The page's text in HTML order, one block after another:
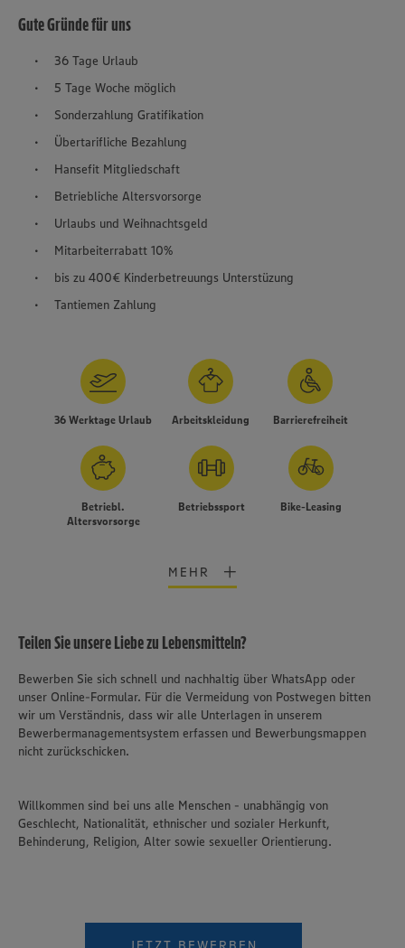
Gute Gründe für uns
36 Tage Urlaub
5 Tage Woche möglich
Sonderzahlung Gratifikation
Übertarifliche Bezahlung
Hansefit Mitgliedschaft
Betriebliche Altersvorsorge
Urlaubs und Weihnachtsgeld
Mitarbeiterrabatt 10%
bis zu 400€ Kinderbetreuungs Unterstüzung
Tantiemen Zahlung
36 Werktage Urlaub Arbeitskleidung Barrierefreiheit
Betriebl.
Altersvorsorge
Betriebssport Bike-Leasing
MEHR
Teilen Sie unsere Liebe zu Lebensmitteln?
Bewerben Sie sich schnell und nachhaltig über WhatsApp oder
unser Online-Formular. Für die Vermeidung von Postwegen bitten
wir um Verständnis, dass wir alle Unterlagen in unserem
Bewerbermanagementsystem erfassen und Bewerbungsmappen
nicht zurückschicken.
Willkommen sind bei uns alle Menschen - unabhängig von
Geschlecht, Nationalität, ethnischer und sozialer Herkunft,
Behinderung, Religion, Alter sowie sexueller Orientierung.